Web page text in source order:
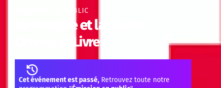
ÉMISSION EN PUBLIC
Le masque et la plume
Cinéma et Livres
Cet événement est passé, Retrouvez toute notre